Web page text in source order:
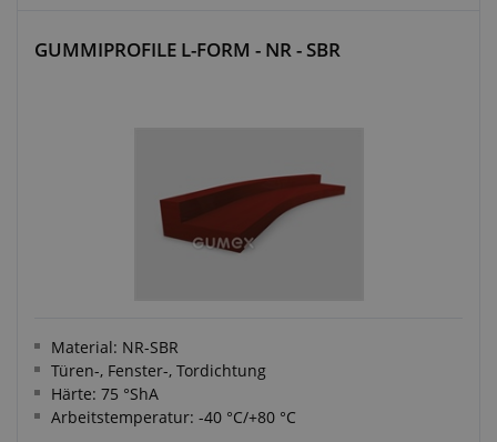
GUMMIPROFILE L-FORM - NR - SBR
Material: NR-SBR
Türen-, Fenster-, Tordichtung
Härte: 75 °ShA
Arbeitstemperatur: -40 °C/+80 °C